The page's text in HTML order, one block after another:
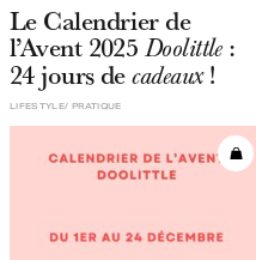
Le Calendrier de
l’Avent 2025 Doolittle:
24 jours decadeaux!
LIFESTYLE PRATIQUE